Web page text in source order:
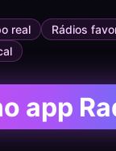
real Rádios
app